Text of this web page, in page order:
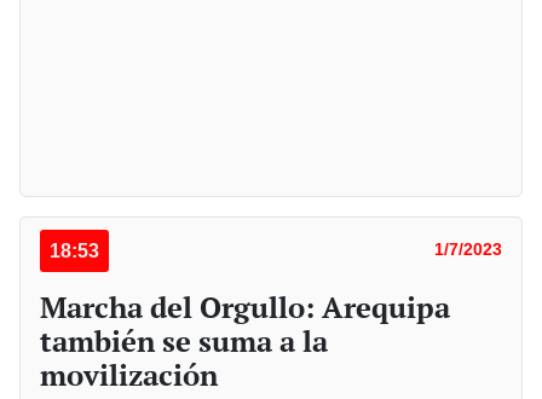
18:53 1/7/2023
Marcha del Orgullo: Arequipa
también se suma a la
movilización